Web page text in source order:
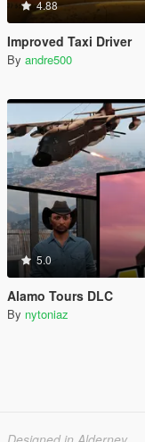
4.88
Improved Taxi Driver
By andre500
5.0
Alamo Tours DLC
By nytoniaz